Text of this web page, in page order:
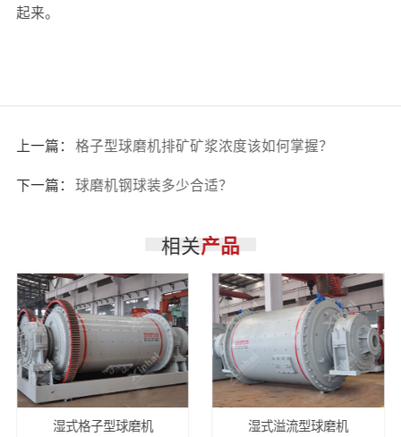
起来。
上一篇： 格子型球磨机排矿矿浆浓度该如何掌握？
下一篇： 球磨机钢球装多少合适？
相关产品
湿式格子型球磨机 湿式溢流型球磨机